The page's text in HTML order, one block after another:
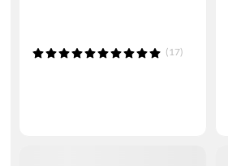
(17)